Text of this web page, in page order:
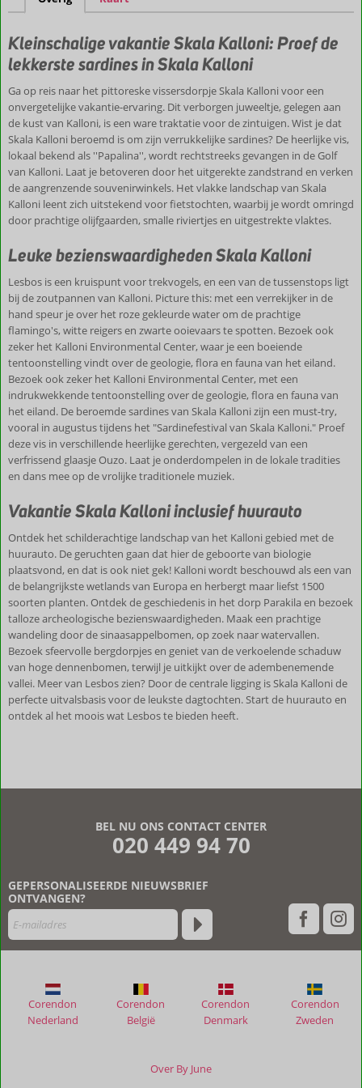
villa’s
pool
Kleinschalige vakantie Skala Kalloni: Proef de
lekkerste sardines in Skala Kalloni
Ga op reis naar het pittoreske vissersdorpje Skala Kalloni voor een
onvergetelijke vakantie-ervaring. Dit verborgen juweeltje, gelegen aan
de kust van Kalloni, is een ware traktatie voor de zintuigen. Wist je dat
Skala Kalloni beroemd is om zijn verrukkelijke sardines? De heerlijke vis,
lokaal bekend als ''Papalina'', wordt rechtstreeks gevangen in de Golf
van Kalloni. Laat je betoveren door het uitgerekte zandstrand en verken
de aangrenzende souvenirwinkels. Het vlakke landschap van Skala
Kalloni leent zich uitstekend voor fietstochten, waarbij je wordt omringd
door prachtige olijfgaarden, smalle riviertjes en uitgestrekte vlaktes.
Leuke bezienswaardigheden Skala Kalloni
Lesbos is een kruispunt voor trekvogels, en een van de tussenstops ligt
bij de zoutpannen van Kalloni. Picture this: met een verrekijker in de
hand speur je over het roze gekleurde water om de prachtige
flamingo's, witte reigers en zwarte ooievaars te spotten. Bezoek ook
zeker het Kalloni Environmental Center, waar je een boeiende
tentoonstelling vindt over de geologie, flora en fauna van het eiland.
Bezoek ook zeker het Kalloni Environmental Center, met een
indrukwekkende tentoonstelling over de geologie, flora en fauna van
het eiland. De beroemde sardines van Skala Kalloni zijn een must-try,
vooral in augustus tijdens het "Sardinefestival van Skala Kalloni." Proef
deze vis in verschillende heerlijke gerechten, vergezeld van een
verfrissend glaasje Ouzo. Laat je onderdompelen in de lokale tradities
en dans mee op de vrolijke traditionele muziek.
Vakantie Skala Kalloni inclusief huurauto
Ontdek het schilderachtige landschap van het Kalloni gebied met de
huurauto. De geruchten gaan dat hier de geboorte van biologie
plaatsvond, en dat is ook niet gek! Kalloni wordt beschouwd als een van
de belangrijkste wetlands van Europa en herbergt maar liefst 1500
soorten planten. Ontdek de geschiedenis in het dorp Parakila en bezoek
talloze archeologische bezienswaardigheden. Maak een prachtige
wandeling door de sinaasappelbomen, op zoek naar watervallen.
Bezoek sfeervolle bergdorpjes en geniet van de verkoelende schaduw
van hoge dennenbomen, terwijl je uitkijkt over de adembenemende
vallei. Meer van Lesbos zien? Door de centrale ligging is Skala Kalloni de
perfecte uitvalsbasis voor de leukste dagtochten. Start de huurauto en
ontdek al het moois wat Lesbos te bieden heeft.
BEL NU ONS CONTACT CENTER
020 449 94 70
GEPERSONALISEERDE NIEUWSBRIEF
ONTVANGEN?
Over By June
Corendon
Nederland
Corendon
België
Corendon
Denmark
Corendon
Zweden